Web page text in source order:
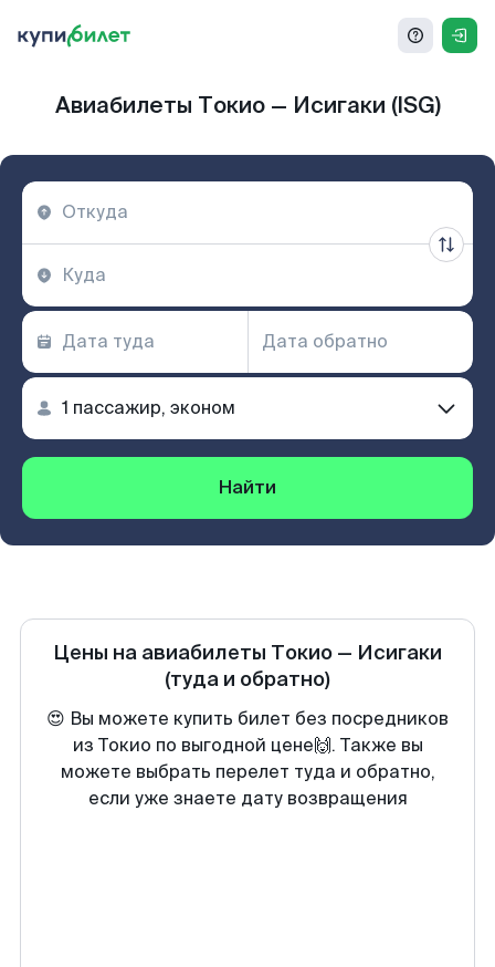
Авиабилеты Токио — Исигаки (ISG)
Найти
Цены на авиабилеты Токио — Исигаки
(туда и обратно)
😍 Вы можете купить билет без посредников
из Токио по выгодной цене🙌. Также вы
можете выбрать перелет туда и обратно,
если уже знаете дату возвращения